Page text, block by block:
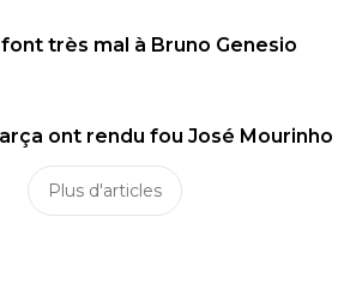
très mal à Bruno Genesio
ont rendu fou José Mourinho
Plus d'articles